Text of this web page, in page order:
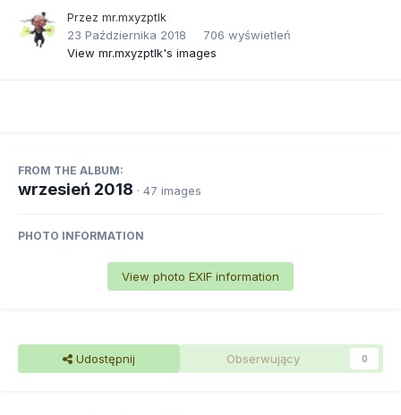
Przez mr.mxyzptlk
23 Października 2018
706 wyświetleń
View mr.mxyzptlk's images
FROM THE ALBUM:
wrzesień 2018 · 47 images
PHOTO INFORMATION
View photo EXIF information
Udostępnij Obserwujący 0